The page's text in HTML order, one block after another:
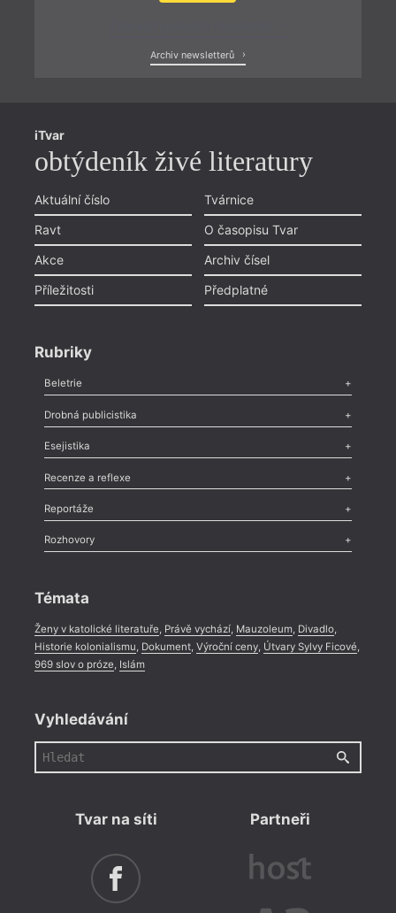
Archiv newsletterů
iTvar
obtýdeník živé literatury
Aktuální číslo
Ravt
Akce
Příležitosti
Tvárnice
O časopisu Tvar
Archiv čísel
Předplatné
Rubriky
Beletrie
Poezie,Próza,Dokumenty
Drobná publicistika
Odlesk
Nekrolog,Glosa,Sloupek,Pozvánka,Literární soutěž,
Esejistika
Esej , Pádlo,Úvaha
Recenze a reflexe
Recenze
Méně slov o próze,Celá rubrika
Reportáže
Literární zítřky
Celá rubrika
Rozhovory
Témata
Ženy v katolické literatuře, Právě vychází, Mauzoleum, Divadlo,
Historie kolonialismu, Dokument, Výroční ceny, Útvary Sylvy Ficové,
969 slov o próze, Islám
Vyhledávání
Tvar na síti Partneři